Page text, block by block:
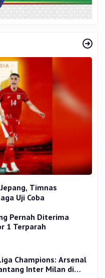
Timnas
Uji Coba
Pernah Diterima
1 Terparah
Champions: Arsenal
Inter Milan di